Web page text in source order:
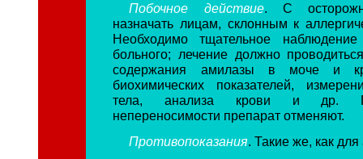
Побочное действие. С
назначать лицам, склонным к
Необходимо тщательное
больного; лечение должно
содержания амилазы в моче и
биохимических показателей,
тела, анализа крови и др.
непереносимости препарат отменяют.
Противопоказания. Такие же, как